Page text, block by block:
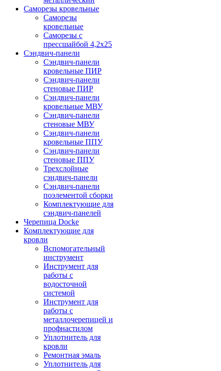
Саморезы кровельные
Саморезы
кровельные
Саморезы с
прессшайбой 4,2х25
Сэндвич-панели
Сэндвич-панели
кровельные ПИР
Сэндвич-панели
стеновые ПИР
Сэндвич-панели
кровельные МВУ
Сэндвич-панели
стеновые МВУ
Сэндвич-панели
кровельные ППУ
Сэндвич-панели
стеновые ППУ
Трехслойные
сэндвич-панели
Сэндвич-панели
поэлементой сборки
Комплектующие для
сэндвич-панелей
Черепица Docke
Комплектующие для
кровли
Вспомогательный
инструмент
Инструмент для
работы с
водосточной
системой
Инструмент для
работы с
металлочерепицей и
профнастилом
Уплотнитель для
кровли
Ремонтная эмаль
Уплотнитель для